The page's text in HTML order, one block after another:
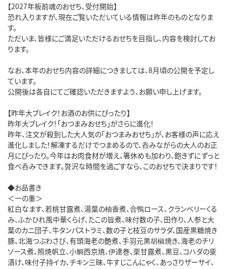
【2027年板前魂のおせち、受付開始】
恐れ入りますが、現在ご覧いただいている情報は昨年のものとなりま
す。
ただいま、皆様にご満足いただけるおせちを目指し、内容を検討してお
ります。
なお、本年のおせち内容の詳細につきましては、8月頃の公開を予定し
ています。
公開後は各自にてご確認いただきますよう、お願い申し上げます。
【昨年大ブレイク！お酒のお供にぴったり】
昨年大ブレイク！「おつまみおせち」がさらに進化！
昨年、注文が殺到した大人気の「おつまみおせち」が、お客様の声に応え
進化しました！解凍するだけでつまめるので、呑みながらの大人のお正
月にぴったり。今年はお肉食材が増え、箸休めも加わり、飽きずにずっと
食べ呑みできます。贅沢な時間を過ごすなら、このおせちで決まりです！
◆お品書き
＜一の重＞
紅白なます、若桃甘露煮、湯葉の柚香煮、合鴨ロース、クランベリーくる
み、ふかひれ風中華くらげ、たこの旨煮、味付数の子、田作り、人参と大
葉のカニ団子、牛タンパストラミ、数の子と枝豆のサラダ、国産黒糖焼き
豚、北海つぶわさび、有頭海老の艶煮、手羽元黒胡椒焼き、海老のチリ
ソース煮、照焼帆立、小鯛西京焼、伊達巻、栗甘露煮、黒豆、コハダの粟
漬け、味付子持イカ、チキン三昧、牛すじこんにゃく、あっさりザーサイ、